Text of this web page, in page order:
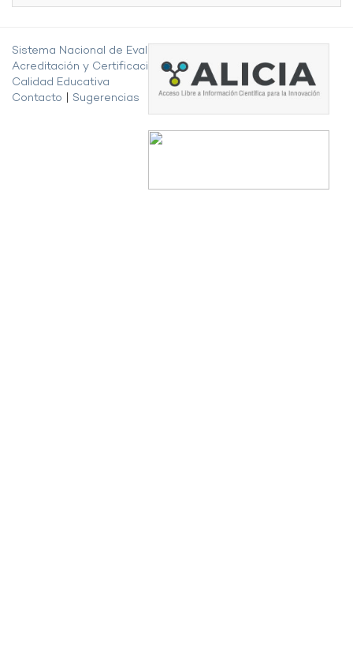
Sistema Nacional de Evaluación,
Acreditación y Certificación de la
Calidad Educativa
Contacto
Sugerencias